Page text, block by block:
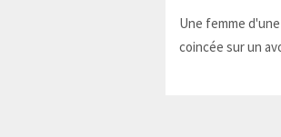
Une femme
coincée sur un